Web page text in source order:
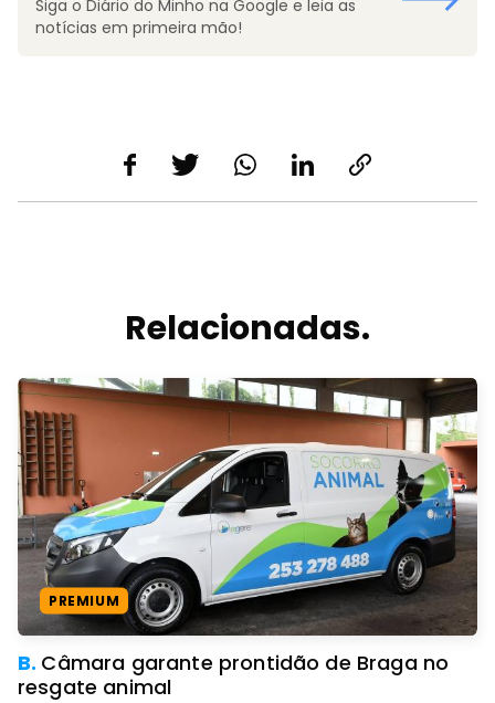
Siga o Diário do Minho na Google e leia as
notícias em primeira mão!
Relacionadas.
PREMIUM
B. Câmara garante prontidão de Braga no
resgate animal